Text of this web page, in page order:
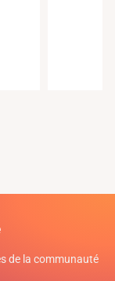
de la communauté